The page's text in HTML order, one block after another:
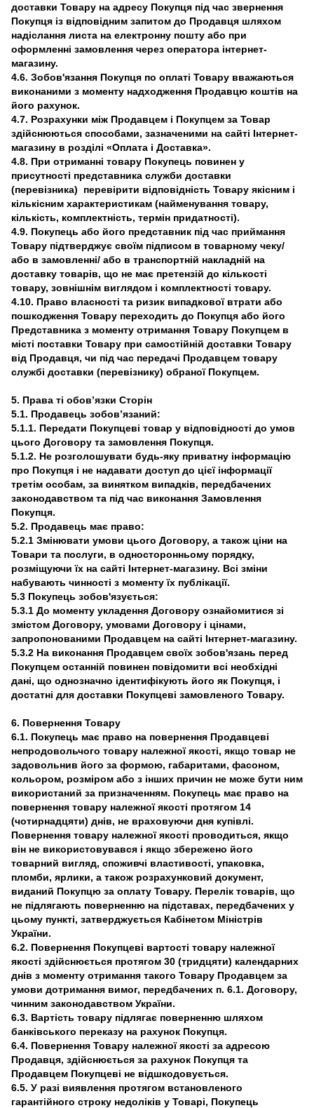
доставки Товару на адресу Покупця під час звернення
Покупця із відповідним запитом до Продавця шляхом
надіслання листа на електронну пошту або при
оформленні замовлення через оператора інтернет-
магазину.
4.6. Зобов'язання Покупця по оплаті Товару вважаються
виконаними з моменту надходження Продавцю коштів на
його рахунок.
4.7. Розрахунки між Продавцем і Покупцем за Товар
здійснюються способами, зазначеними на сайті Інтернет-
магазину в розділі «Оплата і Доставка».
4.8. При отриманні товару Покупець повинен у
присутності представника служби доставки
(перевізника) перевірити відповідність Товару якісним і
кількісним характеристикам (найменування товару,
кількість, комплектність, термін придатності).
4.9. Покупець або його представник під час приймання
Товару підтверджує своїм підписом в товарному чеку/
або в замовленні/ або в транспортній накладній на
доставку товарів, що не має претензій до кількості
товару, зовнішнім виглядом і комплектності товару.
4.10. Право власності та ризик випадкової втрати або
пошкодження Товару переходить до Покупця або його
Представника з моменту отримання Товару Покупцем в
місті поставки Товару при самостійній доставки Товару
від Продавця, чи під час передачі Продавцем товару
службі доставки (перевізнику) обраної Покупцем.
5. Права ті обов’язки Сторін
5.1. Продавець зобов’язаний:
5.1.1. Передати Покупцеві товар у відповідності до умов
цього Договору та замовлення Покупця.
5.1.2. Не розголошувати будь-яку приватну інформацію
про Покупця і не надавати доступ до цієї інформації
третім особам, за винятком випадків, передбачених
законодавством та під час виконання Замовлення
Покупця.
5.2. Продавець має право:
5.2.1 Змінювати умови цього Договору, а також ціни на
Товари та послуги, в односторонньому порядку,
розміщуючи їх на сайті Інтернет-магазину. Всі зміни
набувають чинності з моменту їх публікації.
5.3 Покупець зобов'язується:
5.3.1 До моменту укладення Договору ознайомитися зі
змістом Договору, умовами Договору і цінами,
запропонованими Продавцем на сайті Інтернет-магазину.
5.3.2 На виконання Продавцем своїх зобов'язань перед
Покупцем останній повинен повідомити всі необхідні
дані, що однозначно ідентифікують його як Покупця, і
достатні для доставки Покупцеві замовленого Товару.
6. Повернення Товару
6.1. Покупець має право на повернення Продавцеві
непродовольчого товару належної якості, якщо товар не
задовольнив його за формою, габаритами, фасоном,
кольором, розміром або з інших причин не може бути ним
використаний за призначенням. Покупець має право на
повернення товару належної якості протягом 14
(чотирнадцяти) днів, не враховуючи дня купівлі.
Повернення товару належної якості проводиться, якщо
він не використовувався і якщо збережено його
товарний вигляд, споживчі властивості, упаковка,
пломби, ярлики, а також розрахунковий документ,
виданий Покупцю за оплату Товару. Перелік товарів, що
не підлягають поверненню на підставах, передбачених у
цьому пункті, затверджується Кабінетом Міністрів
України.
6.2. Повернення Покупцеві вартості товару належної
якості здійснюється протягом 30 (тридцяти) календарних
днів з моменту отримання такого Товару Продавцем за
умови дотримання вимог, передбачених п. 6.1. Договору,
чинним законодавством України.
6.3. Вартість товару підлягає поверненню шляхом
банківського переказу на рахунок Покупця.
6.4. Повернення Товару належної якості за адресою
Продавця, здійснюється за рахунок Покупця та
Продавцем Покупцеві не відшкодовується.
6.5. У разі виявлення протягом встановленого
гарантійного строку недоліків у Товарі, Покупець